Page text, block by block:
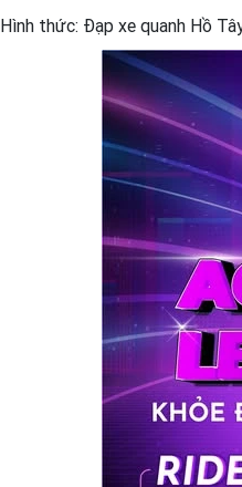
Hình thức: Đạp xe quanh Hồ